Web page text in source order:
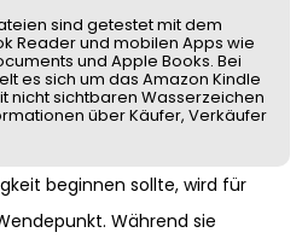
beginnen sollte, wird für
Während sie
sind getestet mit dem
Reader und mobilen Apps wie
und Apple Books. Bei
es sich um das Amazon Kindle
nicht sichtbaren Wasserzeichen
über Käufer, Verkäufer